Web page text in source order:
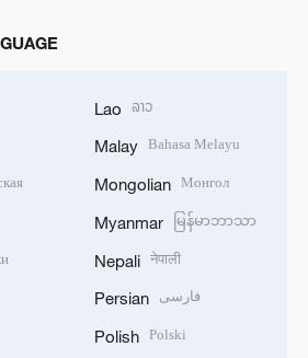
Lao ລາວ
Malay Bahasa Melayu
Mongolian Монгол
Myanmar မြန်မာဘာသာ
Nepali नेपाली
Persian فارسی
Polish Polski